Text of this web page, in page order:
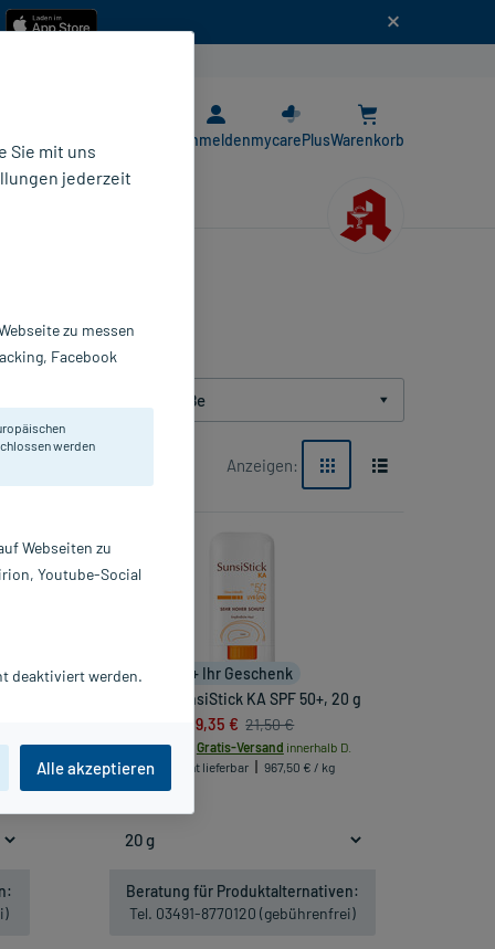
AnmeldenmycarePlusWarenkorb
Packungsgröße
Anzeigen:
+ Ihr Geschenk
Avene SunsiStick KA SPF 50+, 20 g
19,35 € 21,50 €
inkl. MwSt. Gratis-Versand innerhalb D.
Nicht lieferbar
967,50 € / kg
Beratung für Produktalternativen:
Tel. 03491-8770120 (gebührenfrei)
Sie mit uns
jederzeit
zu messen
Facebook
werden
Webseiten zu
Youtube-Social
deaktiviert werden.
Alle akzeptieren